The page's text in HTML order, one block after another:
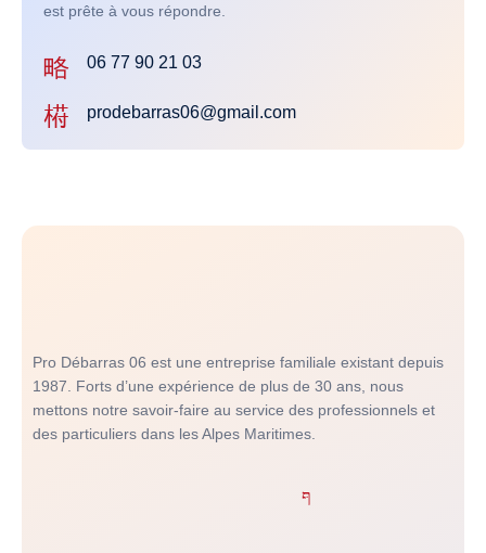
est prête à vous répondre.
06 77 90 21 03
prodebarras06@gmail.com
Pro Débarras 06 est une entreprise familiale existant depuis
1987. Forts d’une expérience de plus de 30 ans, nous
mettons notre savoir-faire au service des professionnels et
des particuliers dans les Alpes Maritimes.